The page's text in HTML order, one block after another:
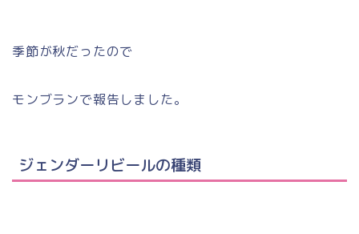
季節が秋だったので
モンブランで報告しました。
ジェンダーリビールの種類